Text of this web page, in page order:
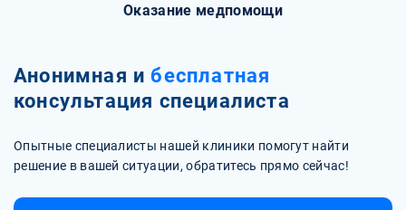
Оказание медпомощи
Анонимная и бесплатная
консультация специалиста
Опытные специалисты нашей клиники помогут найти
решение в вашей ситуации, обратитесь прямо сейчас!